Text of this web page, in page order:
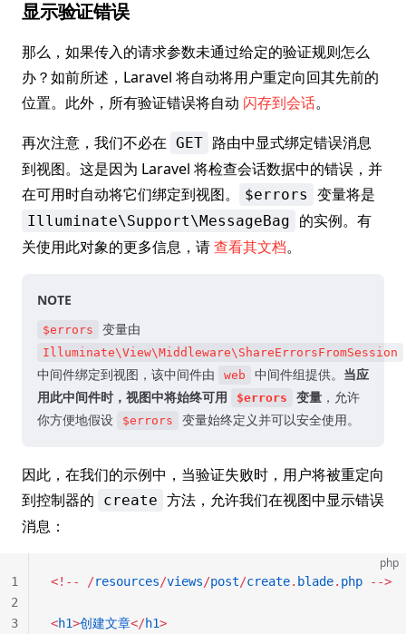
显示验证错误
那么，如果传入的请求参数未通过给定的验证规则怎么
办？如前所述，Laravel 将自动将用户重定向回其先前的
位置。此外，所有验证错误将自动 闪存到会话。
再次注意，我们不必在 GET 路由中显式绑定错误消息
到视图。这是因为 Laravel 将检查会话数据中的错误，并
在可用时自动将它们绑定到视图。
$errors 变量将是
Illuminate\Support\MessageBag
的实例。有
关使用此对象的更多信息，请查看其文档。
NOTE
$errors 变量由
Illuminate\View\Middleware\ShareErrorsFromSession
中间件绑定到视图，该中间件由 web 中间件组提供。 当应
用此中间件时，视图中将始终可用
$errors 变量 ，允许
你方便地假设
$errors 变量始终定义并可以安全使用。
因此，在我们的示例中，当验证失败时，用户将被重定向
到控制器的
create 方法，允许我们在视图中显示错误
消息：
php
<!-- /resources/views/post/create. blade. php -->
<h1>创建文章</h1>
1
2
3